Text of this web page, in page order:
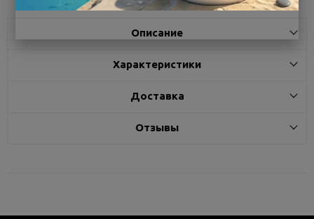
Описание
Характеристики
Доставка
Отзывы